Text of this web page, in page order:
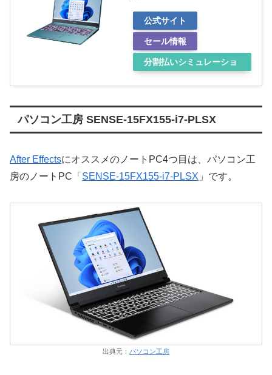
公式サイト
セール情報
分割払いシミュレーショ
パソコン工房 SENSE-15FX155-i7-PLSX
After EffectsにオススメのノートPC4つ目は、パソコン工
房のノートPC「 SENSE-15FX155-i7-PLSX 」です。
出典元： パソコン工房